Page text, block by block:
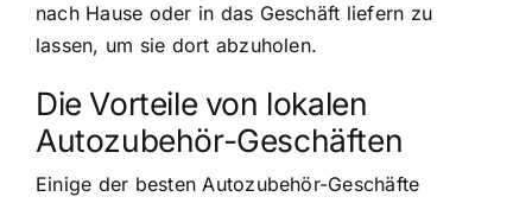
nach Hause oder in das Geschäft liefern zu
lassen, um sie dort abzuholen.
Die Vorteile von lokalen
Autozubehör-Geschäften
Einige der besten Autozubehör-Geschäfte